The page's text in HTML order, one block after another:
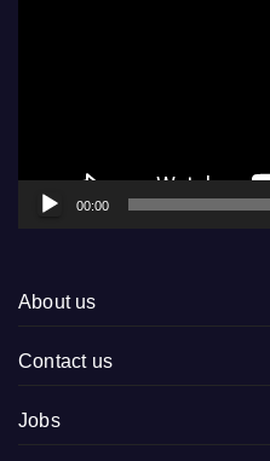
00:00
About us
Contact us
Jobs